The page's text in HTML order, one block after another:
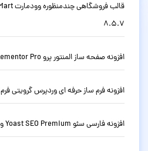
8.5.7
افزونه صفحه ساز المنتور پرو Elementor Pro وردپرس نسخه 4.2.1
افزونه فرم ساز حرفه ای وردپرس گرویتی فرم Gravity Forms نسخه 3.0.0
افزونه فارسی سئو Yoast SEO Premium وردپرس نسخه حرفه ای 28.1